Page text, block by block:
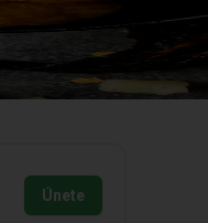
Únete